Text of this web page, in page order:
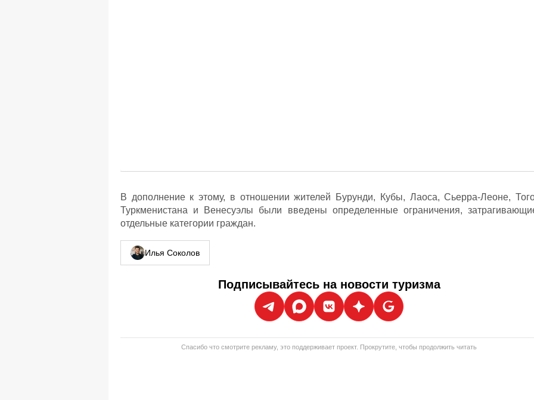
В дополнение к этому, в отношении жителей Бурунди, Кубы, Лаоса, Сьерра-Леоне,
Туркменистана и Венесуэлы были введены определенные ограничения,
отдельные категории граждан.
Илья Соколов
Подписывайтесь на новости туризма
Спасибо что смотрите рекламу, это поддерживает проект. Прокрутите, чтобы продолжить читать